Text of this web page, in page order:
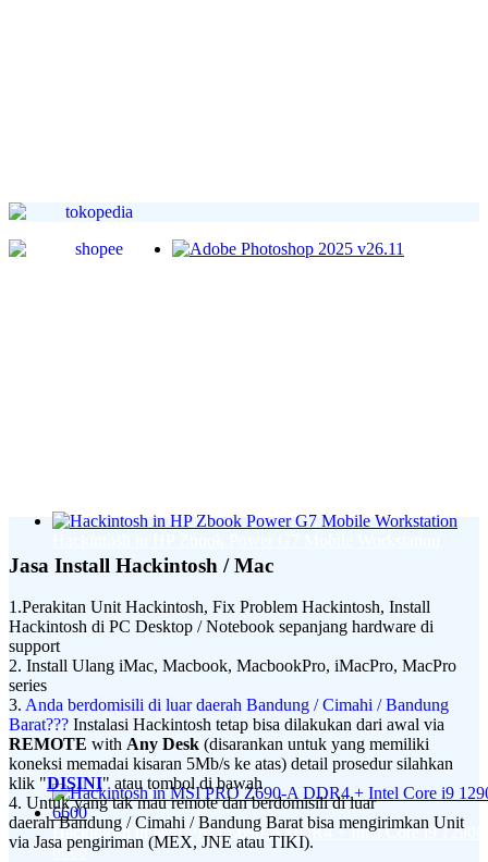
Hackintosh in MSI PRO Z690-A DDR4 + Intel Core i9
6600
Jasa Install Hackintosh / Mac
1.Perakitan Unit Hackintosh, Fix Problem Hackintosh, Install
Hackintosh di PC Desktop / Notebook sepanjang hardware di
support
2. Install Ulang iMac, Macbook, MacbookPro, iMacPro, MacPro
series
3. Anda berdomisili di luar daerah Bandung / Cimahi / Bandung
Barat??? Instalasi Hackintosh tetap bisa dilakukan dari awal via
REMOTE with Any Desk (disarankan untuk yang memiliki
koneksi memadai kisaran 5Mb/s ke atas) detail prosedur silahkan
klik "DISINI" atau tombol di bawah
4. Untuk yang tak mau remote dan berdomisili di luar
daerah Bandung / Cimahi / Bandung Barat bisa mengirimkan Unit
via Jasa pengiriman (MEX, JNE atau TIKI).